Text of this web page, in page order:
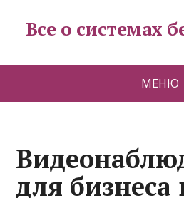
Все о системах
МЕНЮ
для бизнеса